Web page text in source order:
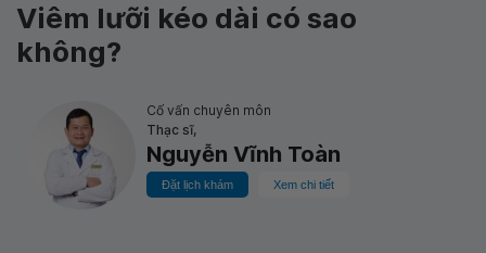
Viêm lưỡi kéo dài có sao
không?
Cố vấn chuyên môn
Thạc sĩ,
Nguyễn Vĩnh Toàn
Đặt lịch khám Xem chi tiết